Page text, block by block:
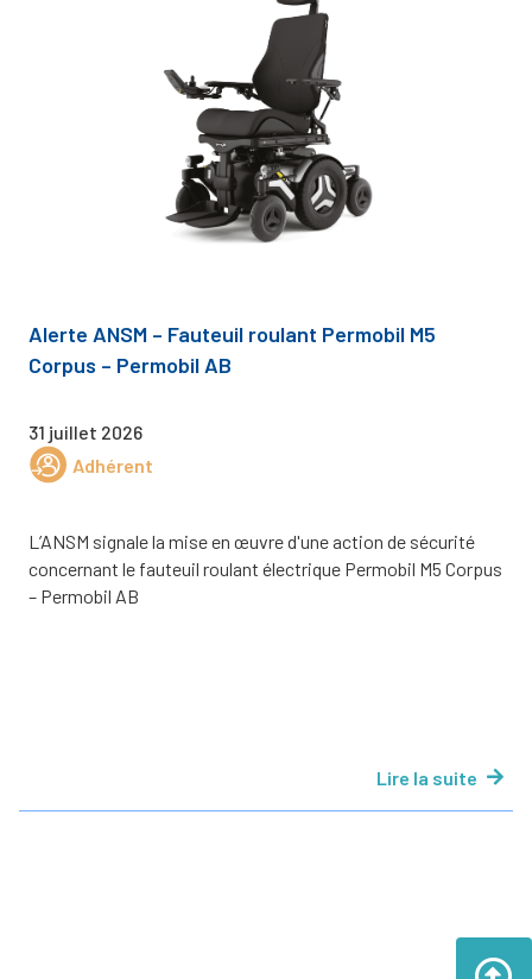
Alerte ANSM – Fauteuil roulant Permobil M5
Corpus – Permobil AB
31 juillet 2026
Adhérent
L’ANSM signale la mise en œuvre d'une action de sécurité
concernant le fauteuil roulant électrique Permobil M5 Corpus
– Permobil AB
Lire la suite